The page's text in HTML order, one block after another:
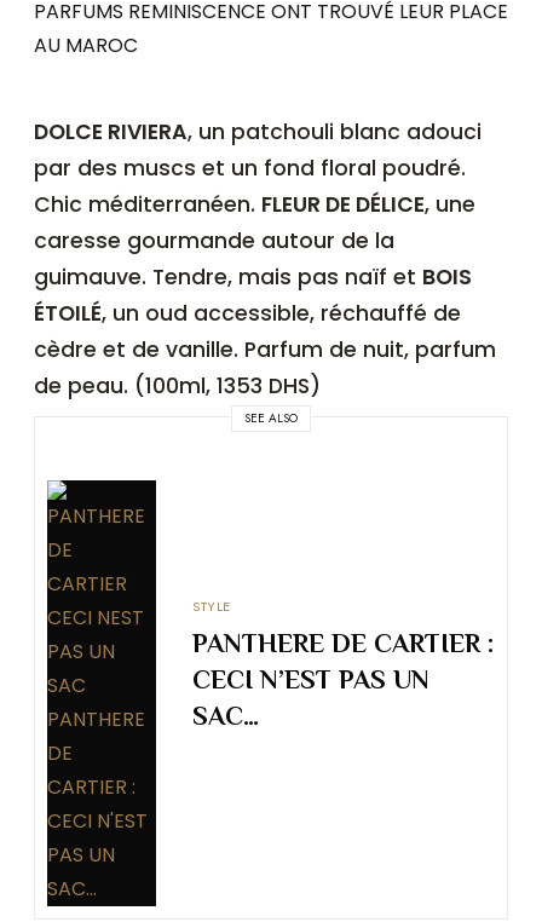
DOLCE RIVIERA, un patchouli blanc adouci
par des muscs et un fond floral poudré.
Chic méditerranéen. FLEUR DE DÉLICE, une
caresse gourmande autour de la
guimauve. Tendre, mais pas naïf et BOIS
ÉTOILÉ, un oud accessible, réchauffé de
cèdre et de vanille. Parfum de nuit, parfum
de peau. (100ml, 1353 DHS)
SEE ALSO
STYLE
PANTHERE DE CARTIER :
CECI N’EST PAS UN
SAC…